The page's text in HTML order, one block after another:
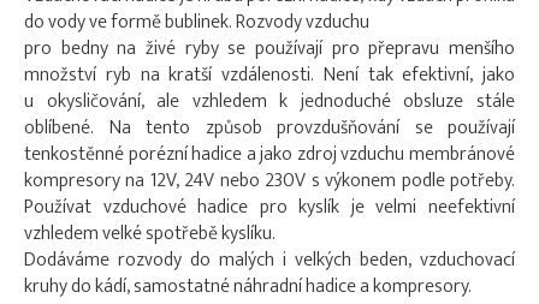
do vody ve formě bublinek. Rozvody vzduchu
pro bedny na živé ryby se používají pro přepravu menšího
množství ryb na kratší vzdálenosti. Není tak efektivní, jako
u okysličování, ale vzhledem k jednoduché obsluze stále
oblíbené. Na tento způsob provzdušňování se používají
tenkostěnné porézní hadice a jako zdroj vzduchu membránové
kompresory na 12V, 24V nebo 230V s výkonem podle potřeby.
Používat vzduchové hadice pro kyslík je velmi neefektivní
vzhledem velké spotřebě kyslíku.
Dodáváme rozvody do malých i velkých beden, vzduchovací
kruhy do kádí, samostatné náhradní hadice a kompresory.